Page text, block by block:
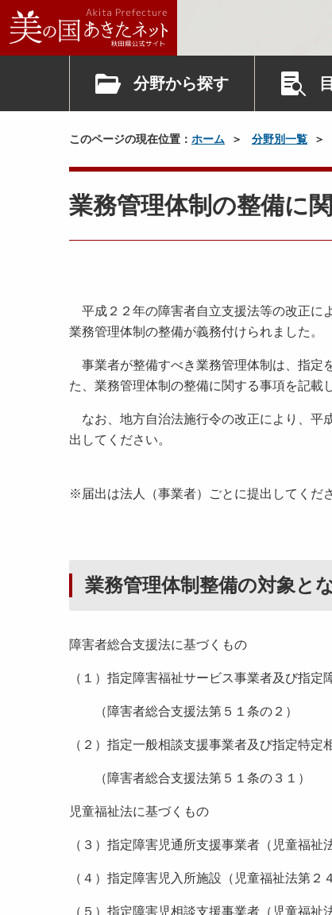
分野から探す
このページの現在位置： ホーム 分野別一覧
業務管理体制の整備に
平成２２年の障害者自立支援法等の改正に
業務管理体制の整備が義務付けられました。
事業者が整備すべき業務管理体制は、指定
た、業務管理体制の整備に関する事項を記載
なお、地方自治法施行令の改正により、平
出してください。
※届出は法人（事業者）ごとに提出してくださ
業務管理体制整備の対象と
障害者総合支援法に基づくもの
（１）指定障害福祉サービス事業者及び指定
（障害者総合支援法第５１条の２）
（２）指定一般相談支援事業者及び指定特定
（障害者総合支援法第５１条の３１）
児童福祉法に基づくもの
（３）指定障害児通所支援事業者（児童福祉
（４）指定障害児入所施設（児童福祉法第２
（５）指定障害児相談支援事業者（児童福祉